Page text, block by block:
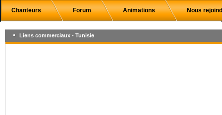
Chanteurs Forum Animations Nous
Liens commerciaux - Tunisie